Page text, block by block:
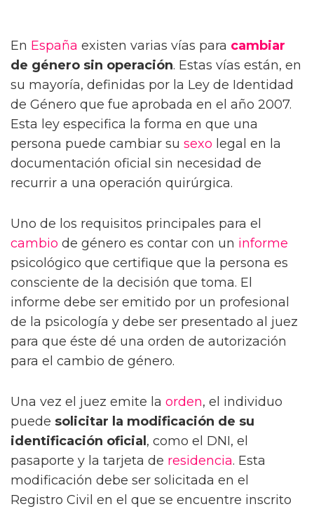
En España existen varias vías para cambiar
de género sin operación. Estas vías están, en
su mayoría, definidas por la Ley de Identidad
de Género que fue aprobada en el año 2007.
Esta ley especifica la forma en que una
persona puede cambiar su sexo legal en la
documentación oficial sin necesidad de
recurrir a una operación quirúrgica.
Uno de los requisitos principales para el
cambio de género es contar con un informe
psicológico que certifique que la persona es
consciente de la decisión que toma. El
informe debe ser emitido por un profesional
de la psicología y debe ser presentado al juez
para que éste dé una orden de autorización
para el cambio de género.
Una vez el juez emite la orden, el individuo
puede solicitar la modificación de su
identificación oficial , como el DNI, el
pasaporte y la tarjeta de residencia. Esta
modificación debe ser solicitada en el
Registro Civil en el que se encuentre inscrito